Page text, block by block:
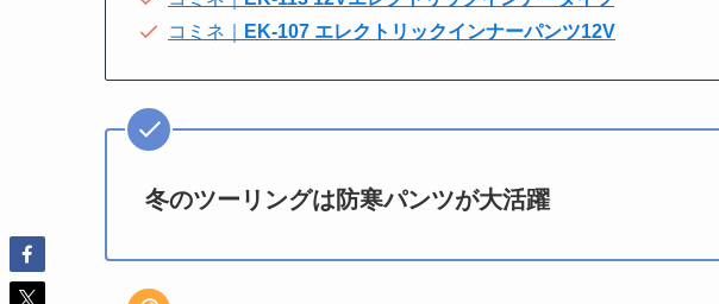
コミネ｜
EK-107 エレクトリックインナーパンツ12V
冬のツーリングは防寒パンツが大活躍